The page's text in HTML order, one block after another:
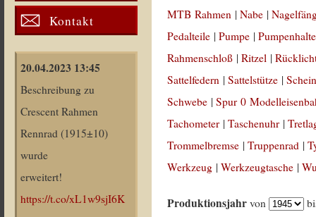
Kontakt
20.04.2023 13:45
Beschreibung zu
Crescent Rahmen
Rennrad (1915±10)
wurde
erweitert!
https://t.co/xL1w9sjI6K
MTB Rahmen |Nabe |
Pedalteile |Pumpe |
Rahmenschloß |Ritzel |
Sattelfedern |Sattelstütze |
Schwebe |Spur 0
Tachometer |Taschenuhr |
Trommelbremse |Truppenrad |
Werkzeug |Werkzeugtasche |
Produktionsjahr von